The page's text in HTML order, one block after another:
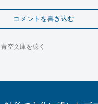
コメントを書き込む
青空文庫を聴く